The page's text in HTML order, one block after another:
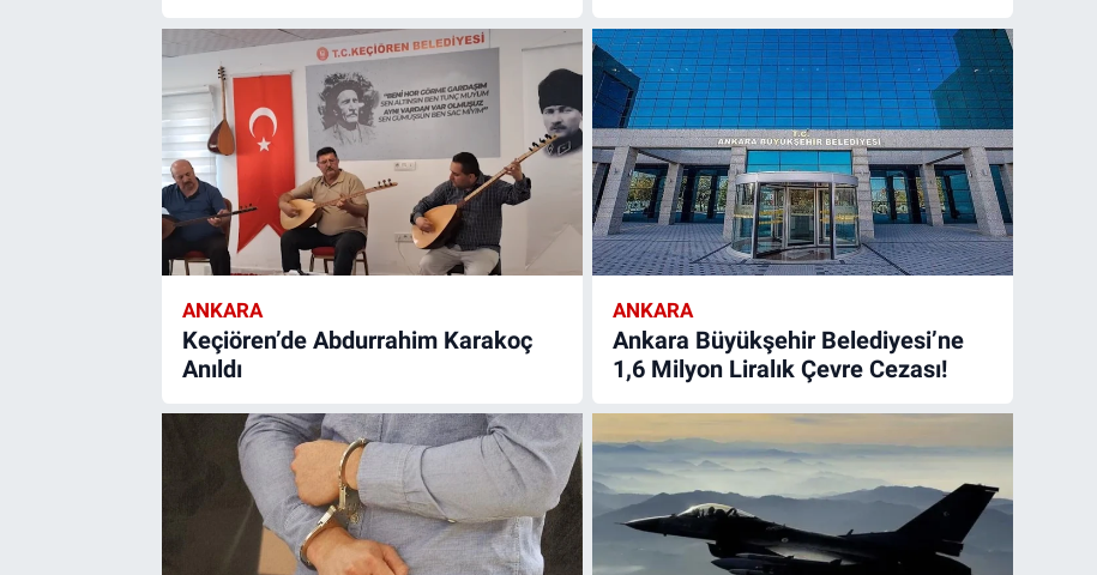
ANKARA
Keçiören’de Abdurrahim Karakoç
Anıldı
ANKARA
Ankara Büyükşehir Belediyesi’ne
1,6 Milyon Liralık Çevre Cezası!